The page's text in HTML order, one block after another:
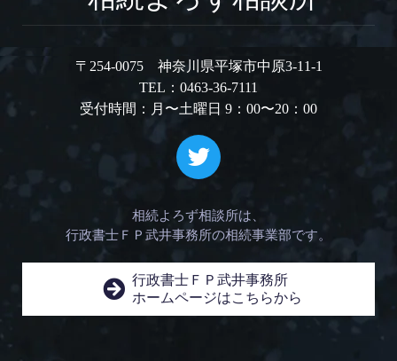
〒254-0075 神奈川県平塚市中原3-11-1
TEL：0463-36-7111
受付時間：月〜土曜日 9：00〜20：00
相続よろず相談所は、
行政書士ＦＰ武井事務所の相続事業部です。
行政書士ＦＰ武井事務所
ホームページはこちらから